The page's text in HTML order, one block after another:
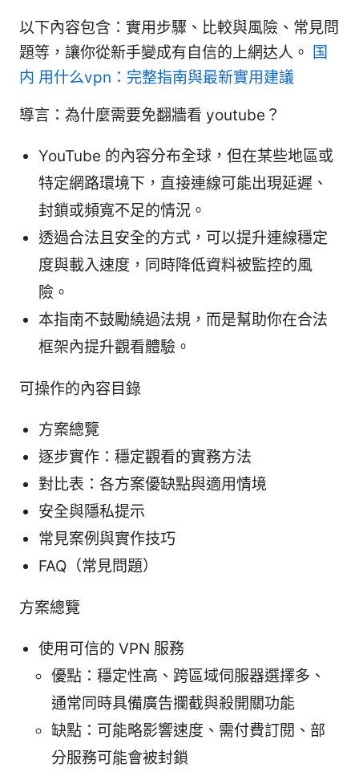
以下內容包含：實用步驟、比較與風險、常見問
題等，讓你從新手變成有自信的上網达人。
国
内 用什么vpn：完整指南與最新實用建議
導言：為什麼需要免翻牆看 youtube？
YouTube 的內容分布全球，但在某些地區或
特定網路環境下，直接連線可能出現延遲、
封鎖或頻寬不足的情況。
透過合法且安全的方式，可以提升連線穩定
度與載入速度，同時降低資料被監控的風
險。
本指南不鼓勵繞過法規，而是幫助你在合法
框架內提升觀看體驗。
可操作的內容目錄
方案總覽
逐步實作：穩定觀看的實務方法
對比表：各方案優缺點與適用情境
安全與隱私提示
常見案例與實作技巧
FAQ（常見問題）
方案總覽
使用可信的 VPN 服務
優點：穩定性高、跨區域伺服器選擇多、
通常同時具備廣告攔截與殺開關功能
缺點：可能略影響速度、需付費訂閱、部
分服務可能會被封鎖